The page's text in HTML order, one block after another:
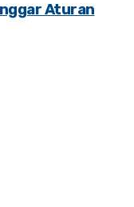
Aturan